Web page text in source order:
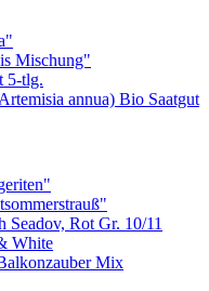
Mischung"
5-tlg.
annua) Bio Saatgut
Rot Gr. 10/11
White
Mix